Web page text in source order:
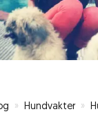
» Hundvakter »